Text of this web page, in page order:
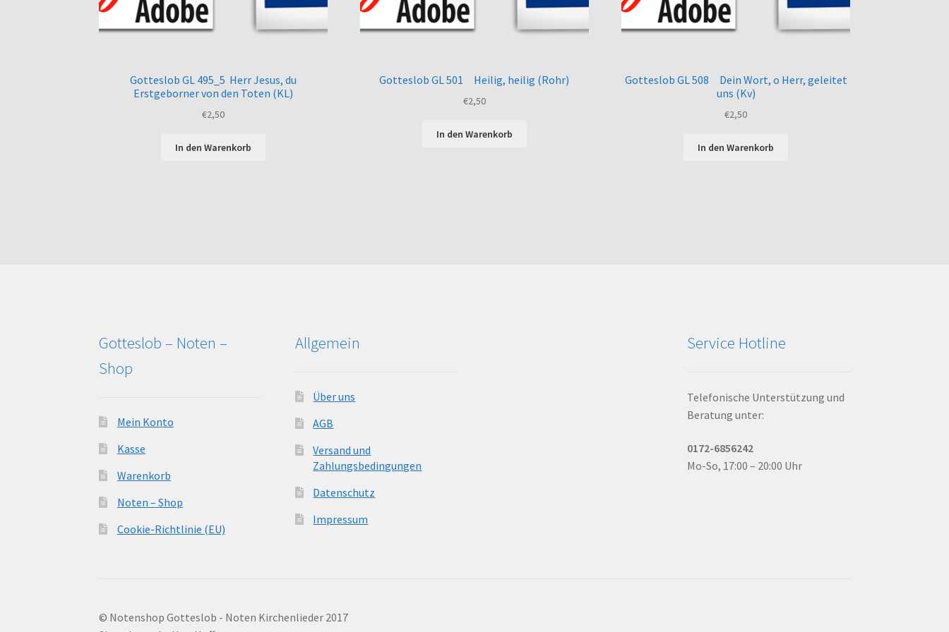
Gotteslob GL 495_5 Herr Jesus, du
Erstgeborner von den Toten (KL)
€2,50
In den Warenkorb
Gotteslob GL 501 Heilig, heilig (Rohr)
€2,50
In den Warenkorb
Gotteslob GL 508 Dein Wort, o Herr, geleitet
uns (Kv)
€2,50
In den Warenkorb
Gotteslob – Noten –
Shop
Mein Konto
Kasse
Warenkorb
Noten – Shop
Cookie-Richtlinie (EU)
Allgemein
Über uns
AGB
Versand und
Zahlungsbedingungen
Datenschutz
Impressum
Service Hotline
Telefonische Unterstützung und
Beratung unter:
0172-6856242
Mo-So, 17:00 – 20:00 Uhr
© Notenshop Gotteslob - Noten Kirchenlieder 2017